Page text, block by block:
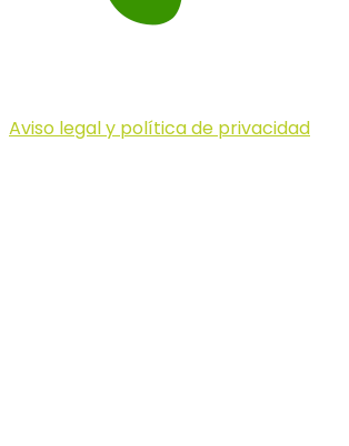
Aviso legal y política de privacidad